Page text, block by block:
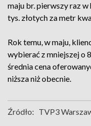
maju br. pierwszy raz
tys. złotych za metr
Rok temu, w maju,
wybierać z mniejszej o
średnia cena
niższa niż obecnie.
Źródło: TVP3